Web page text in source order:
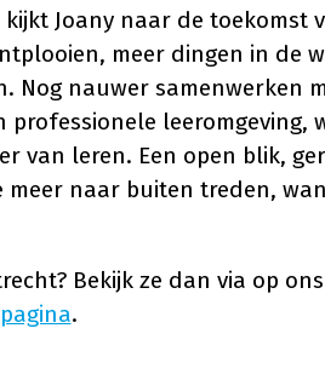
Joany naar de toekomst
meer dingen in de
Nog nauwer samenwerken
professionele leeromgeving,
van leren. Een open blik,
meer naar buiten treden,
Bekijk ze dan via op ons
.